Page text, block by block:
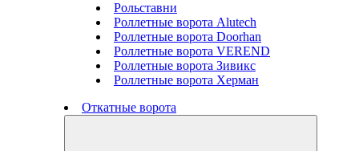
Рольставни
Роллетные ворота Alutech
Роллетные ворота Doorhan
Роллетные ворота VEREND
Роллетные ворота Зивикс
Роллетные ворота Херман
Откатные ворота